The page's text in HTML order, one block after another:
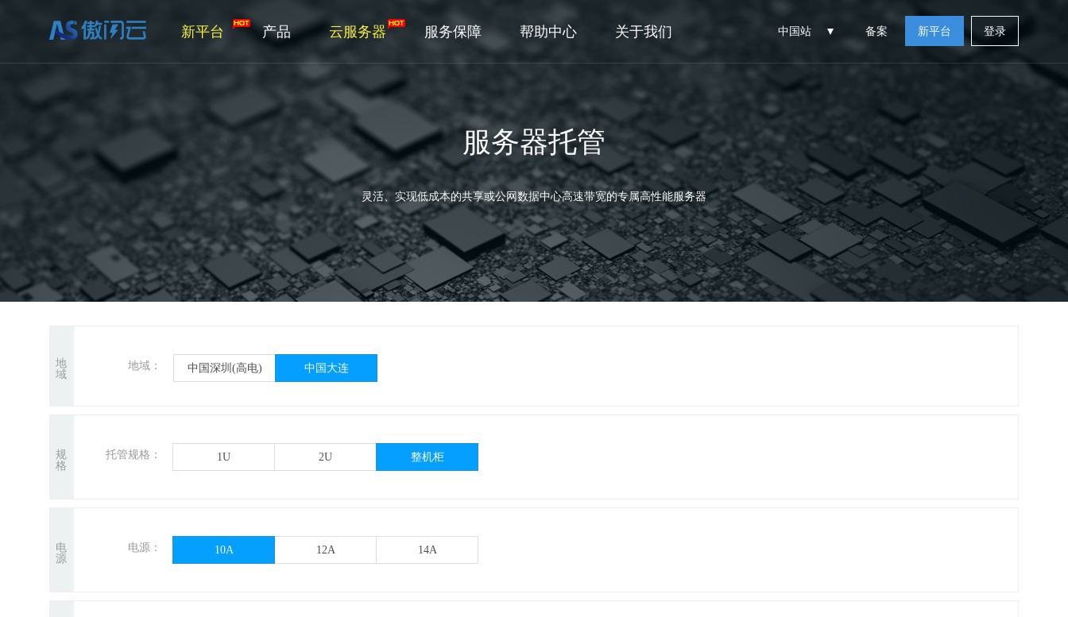
新平台 产品 云服务器 服务保障 帮助中心 关于我们 中国站 备案 新平台 登录
服务器托管
灵活、实现低成本的共享或公网数据中心高速带宽的专属高性能服务器
地
域
地域： 中国深圳(高电) 中国大连
规
格
托管规格： 1U 2U 整机柜
电
源
电源： 10A 12A 14A